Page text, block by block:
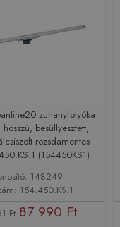
zuhanyfolyóka
besüllyesztett,
rozsdamentes
(154450KS1)
148249
154.450.KS.1
Ft 87 990 Ft